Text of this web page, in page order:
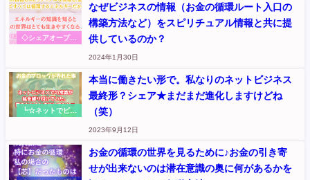
◇シェアオープン
なぜビジネスの情報（お金の循環ルート入口の
構築方法など）をスピリチュアル情報と共に提
供しているのか？
2024年1月30日
┗☆ネットでビジ
記事
本当に働きたい形で。私なりのネットビジネス
最終形？シェア★まだまだ進化しますけどね
（笑）
2023年9月12日
お金の循環の世界を見るために♪お金の引き寄
せが出来ないのは潜在意識の奥に何があるかを